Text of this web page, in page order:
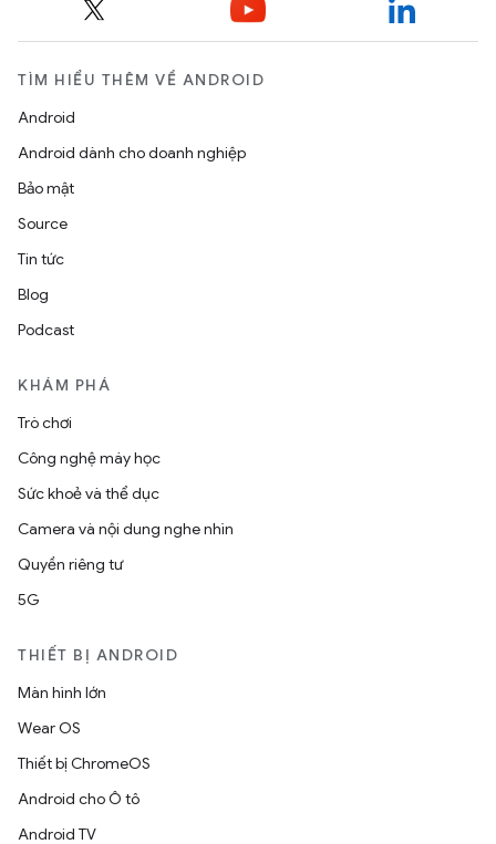
TÌM HIỂU THÊM VỀ ANDROID
Android
Android dành cho doanh nghiệp
Bảo mật
Source
Tin tức
Blog
Podcast
KHÁM PHÁ
Trò chơi
Công nghệ máy học
Sức khoẻ và thể dục
Camera và nội dung nghe nhìn
Quyền riêng tư
5G
THIẾT BỊ ANDROID
Màn hình lớn
Wear OS
Thiết bị ChromeOS
Android cho Ô tô
Android TV